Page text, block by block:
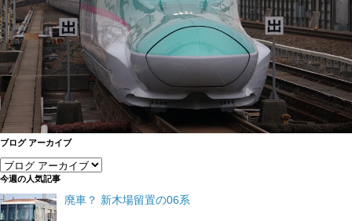
ブログ アーカイブ
今週の人気記事
廃車？ 新木場留置の06系